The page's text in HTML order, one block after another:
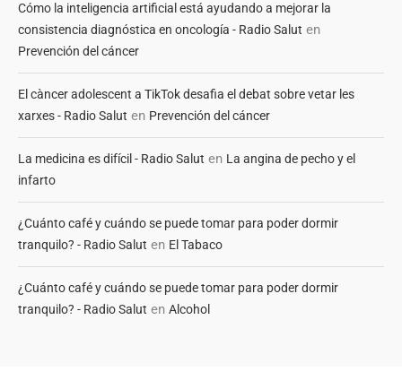
Cómo la inteligencia artificial está ayudando a mejorar la
consistencia diagnóstica en oncología - Radio Salut en
Prevención del cáncer
El càncer adolescent a TikTok desafia el debat sobre vetar les
xarxes - Radio Salut en Prevención del cáncer
La medicina es difícil - Radio Salut en La angina de pecho y el
infarto
¿Cuánto café y cuándo se puede tomar para poder dormir
tranquilo? - Radio Salut en El Tabaco
¿Cuánto café y cuándo se puede tomar para poder dormir
tranquilo? - Radio Salut en Alcohol